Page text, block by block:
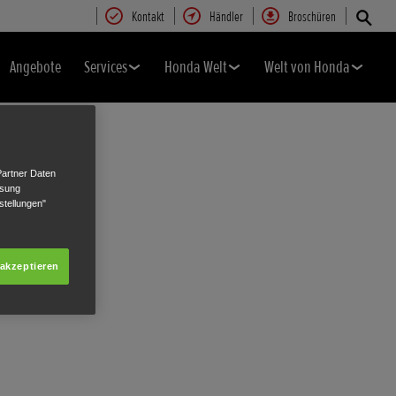
Kontakt Händler Broschüren
Angebote Services Honda Welt Welt von Honda
Daten